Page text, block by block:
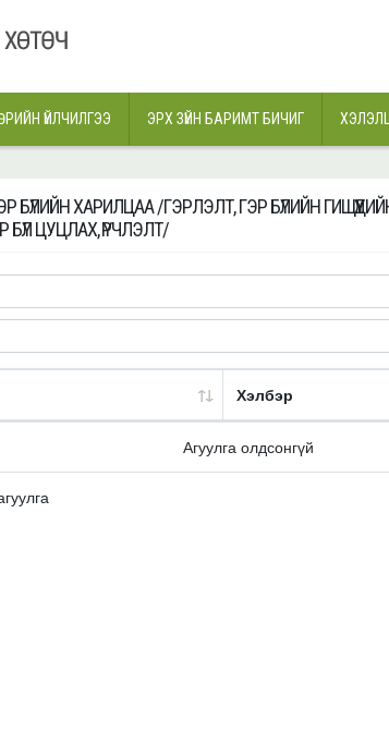
ҮЙЛЧИЛГЭЭ ЭРХ ЗҮЙН БАРИМТ БИЧИГ
БҮЛИЙН ХАРИЛЦАА /ГЭРЛЭЛТ, ГЭР БҮЛИЙН
ЦУЦЛАХ, ҮРЧЛЭЛТ/
Хэлбэр
Агуулга олдсонгүй